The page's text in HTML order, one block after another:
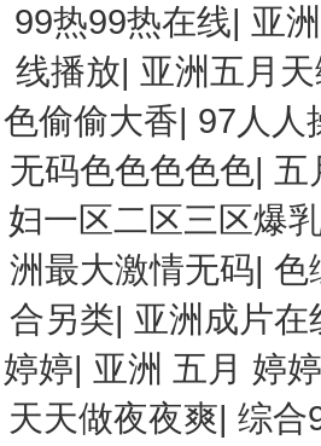
99热99热在线| 亚
线播放| 亚洲五月
色偷偷大香| 97人人
无码色色色色色| 五
妇一区二区三区爆
洲最大激情无码|色
合另类| 亚洲成片在
婷婷| 亚洲 五月 婷
天天做夜夜爽| 综合